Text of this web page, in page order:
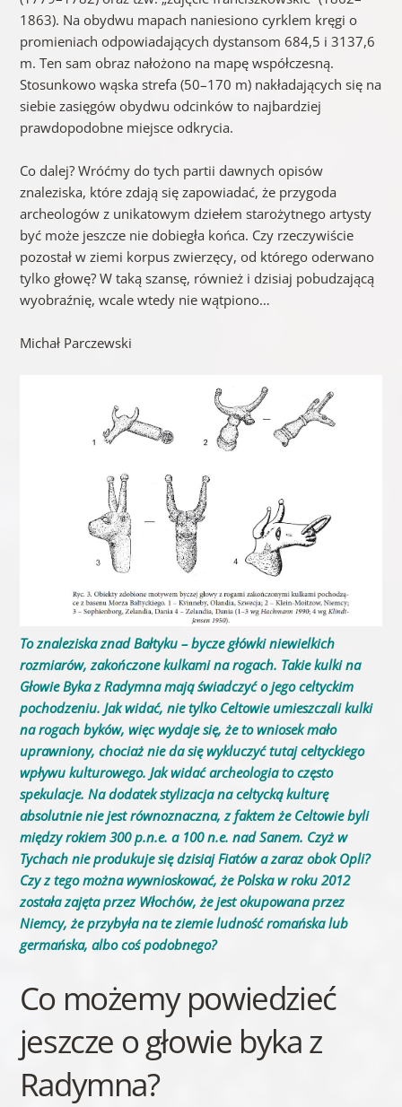
1863). Na obydwu mapach naniesiono cyrklem kręgi o
promieniach odpowiadających dystansom 684,5 i 3137,6
m. Ten sam obraz nałożono na mapę współczesną.
Stosunkowo wąska strefa (50–170 m) nakładających się na
siebie zasięgów obydwu odcinków to najbardziej
prawdopodobne miejsce odkrycia.
Co dalej? Wróćmy do tych partii dawnych opisów
znaleziska, które zdają się zapowiadać, że przygoda
archeologów z unikatowym dziełem starożytnego artysty
być może jeszcze nie dobiegła końca. Czy rzeczywiście
pozostał w ziemi korpus zwierzęcy, od którego oderwano
tylko głowę? W taką szansę, również i dzisiaj pobudzającą
wyobraźnię, wcale wtedy nie wątpiono…
Michał Parczewski
To znaleziska znad Bałtyku – bycze główki niewielkich
rozmiarów, zakończone kulkami na rogach. Takie kulki na
Głowie Byka z Radymna mają świadczyć o jego celtyckim
pochodzeniu. Jak widać, nie tylko Celtowie umieszczali kulki
na rogach byków, więc wydaje się, że to wniosek mało
uprawniony, chociaż nie da się wykluczyć tutaj celtyckiego
wpływu kulturowego. Jak widać archeologia to często
spekulacje. Na dodatek stylizacja na celtycką kulturę
absolutnie nie jest równoznaczna, z faktem że Celtowie byli
między rokiem 300 p.n.e. a 100 n.e. nad Sanem. Czyż w
Tychach nie produkuje się dzisiaj Fiatów a zaraz obok Opli?
Czy z tego można wywnioskować, że Polska w roku 2012
została zajęta przez Włochów, że jest okupowana przez
Niemcy, że przybyła na te ziemie ludność romańska lub
germańska, albo coś podobnego?
Co możemy powiedzieć
jeszcze o głowie byka z
Radymna?